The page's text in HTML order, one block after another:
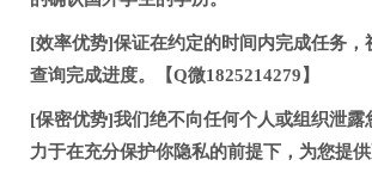
[效率优势]保证在约定的时间内完成任务，
查询完成进度。【Q微1825214279】
[保密优势]我们绝不向任何个人或组织泄露
力于在充分保护你隐私的前提下，为您提